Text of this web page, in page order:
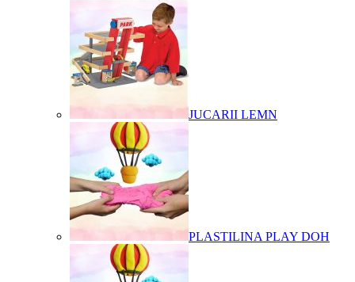
JUCARII LEMN
PLASTILINA PLAY DOH